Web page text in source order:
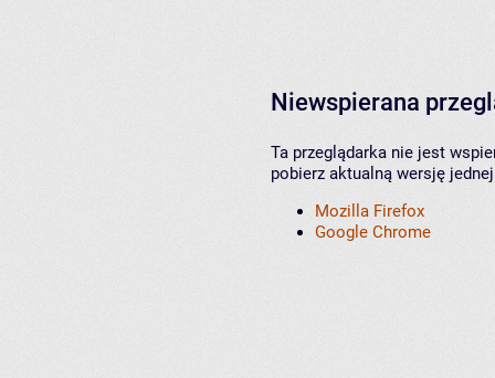
Niewspierana
Ta przeglądarka nie jest
pobierz aktualną wersję
Mozilla Firefox
Google Chrome